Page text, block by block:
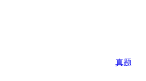
真题